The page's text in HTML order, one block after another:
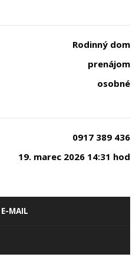
Rodinný dom
prenájom
osobné
0917 389 436
19. marec 2026 14:31 hod
MAIL